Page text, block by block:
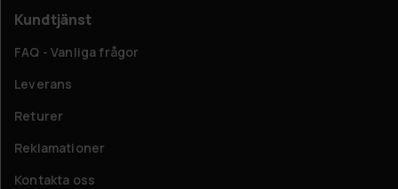
Kundtjänst
FAQ - Vanliga frågor
Leverans
Returer
Reklamationer
Kontakta oss